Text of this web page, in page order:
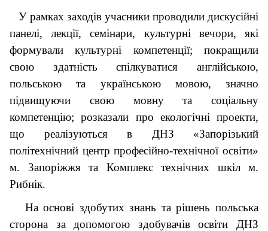
У рамках заходів учасники проводили дискусійні
панелі, лекції, семінари, культурні вечори, які
формували культурні компетенції; покращили
свою здатність спілкуватися англійською,
польською та українською мовою, значно
підвищуючи свою мовну та соціальну
компетенцію; розказали про екологічні проекти,
що реалізуються в ДНЗ «Запорізький
політехнічний центр професійно-технічної освіти»
м. Запоріжжя та Комплекс технічних шкіл м.
Рибнік.
На основі здобутих знань та рішень польська
сторона за допомогою здобувачів освіти ДНЗ